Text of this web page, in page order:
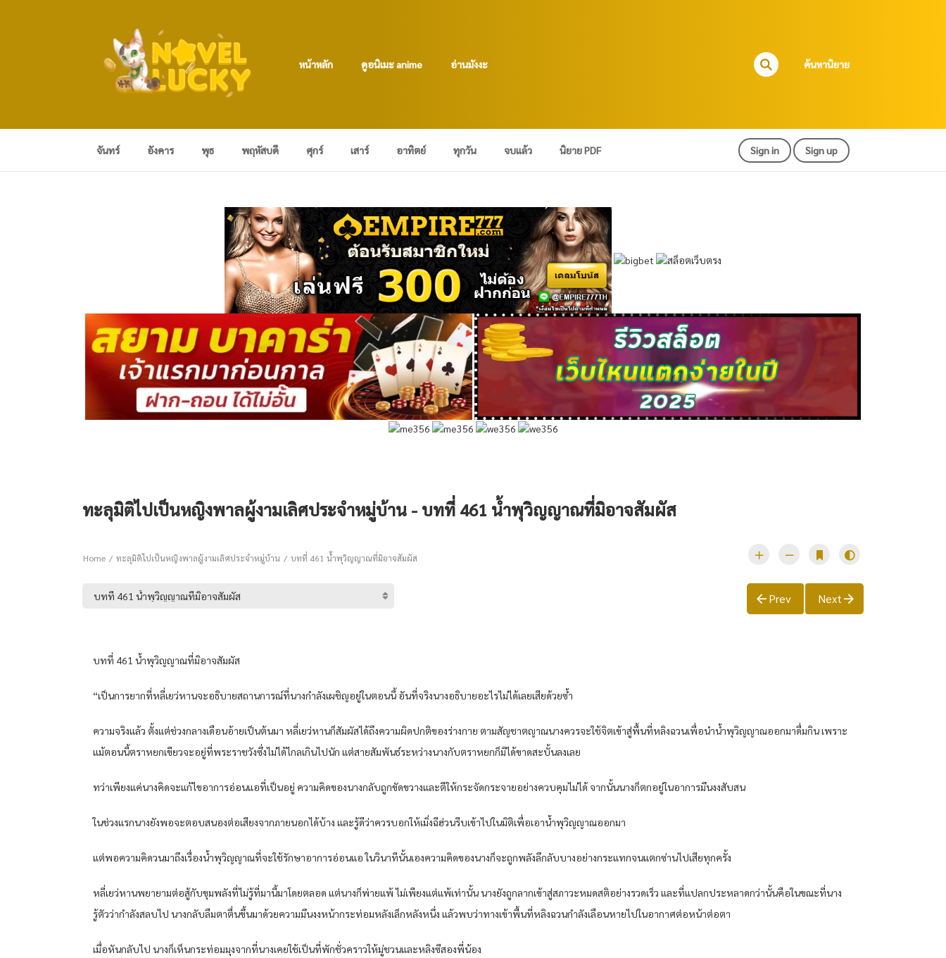
หน้าหลัก ดูอนิเมะ anime อ่านมังงะ ค้นหานิยาย
จันทร์ อังคาร พุธ พฤหัสบดี ศุกร์ เสาร์ อาทิตย์ ทุกวัน จบแล้ว นิยาย PDF Sign in Sign up
ทะลุมิติไปเป็นหญิงพาลผู้งามเลิศประจำหมู่บ้าน - บทที่ 461 น้ำพุวิญญาณที่มิอาจสัมผัส
Home ทะลุมิติไปเป็นหญิงพาลผู้งามเลิศประจำหมู่บ้าน บทที่ 461 น้ำพุวิญญาณที่มิอาจสัมผัส
Prev Next
บทที่ 461 น้ำพุวิญญาณที่มิอาจสัมผัส
“เป็นการยากที่หลี่เยว่หานจะอธิบายสถานการณ์ที่นางกำลังเผชิญอยู่ในตอนนี้ อันที่จริงนางอธิบายอะไรไม่ได้เลยเสียด้วยซ้ำ
ความจริงแล้ว ตั้งแต่ช่วงกลางเดือนอ้ายเป็นต้นมา หลี่เยว่หานก็สัมผัสได้ถึงความผิดปกติของร่างกาย ตามสัญชาตญาณนางควรจะใช้จิตเข้าสู่พื้นที่หลิงฉวนเพื่อนำน้ำพุวิญญาณออกมาดื่มกิน เพราะ
แม้ตอนนี้ตราหยกเขียวจะอยู่ที่พระราชวังซึ่งไม่ได้ไกลเกินไปนัก แต่สายสัมพันธ์ระหว่างนางกับตราหยกก็มิได้ขาดสะบั้นลงเลย
ทว่าเพียงแค่นางคิดจะแก้ไขอาการอ่อนแอที่เป็นอยู่ ความคิดของนางกลับถูกขัดขวางและตีให้กระจัดกระจายอย่างควบคุมไม่ได้ จากนั้นนางก็ตกอยู่ในอาการมึนงงสับสน
ในช่วงแรกนางยังพอจะตอบสนองต่อเสียงจากภายนอกได้บ้าง และรู้ดีว่าควรบอกให้เมิ่งฉีฮ่วนรีบเข้าไปในมิติเพื่อเอาน้ำพุวิญญาณออกมา
แต่พอความคิดวนมาถึงเรื่องน้ำพุวิญญาณที่จะใช้รักษาอาการอ่อนแอ ในวินาทีนั้นเองความคิดของนางก็จะถูกพลังลึกลับบางอย่างกระแทกจนแตกซ่านไปเสียทุกครั้ง
หลี่เยว่หานพยายามต่อสู้กับขุมพลังที่ไม่รู้ที่มานี้มาโดยตลอด แต่นางก็พ่ายแพ้ ไม่เพียงแต่แพ้เท่านั้น นางยังถูกลากเข้าสู่สภาวะหมดสติอย่างรวดเร็ว และที่แปลกประหลาดกว่านั้นคือในขณะที่นาง
รู้ตัวว่ากำลังสลบไป นางกลับลืมตาตื่นขึ้นมาด้วยความมึนงงหน้ากระท่อมหลังเล็กหลังหนึ่ง แล้วพบว่าทางเข้าพื้นที่หลิงฉวนกำลังเลือนหายไปในอากาศต่อหน้าต่อตา
เมื่อหันกลับไป นางก็เห็นกระท่อมมุงจากที่นางเคยใช้เป็นที่พักชั่วคราวให้มู่ชวนและหลิงซีสองพี่น้อง